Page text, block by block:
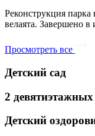
Реконструкция
велаята. Завершено в
Просмотреть все
Детский сад
2
Детский